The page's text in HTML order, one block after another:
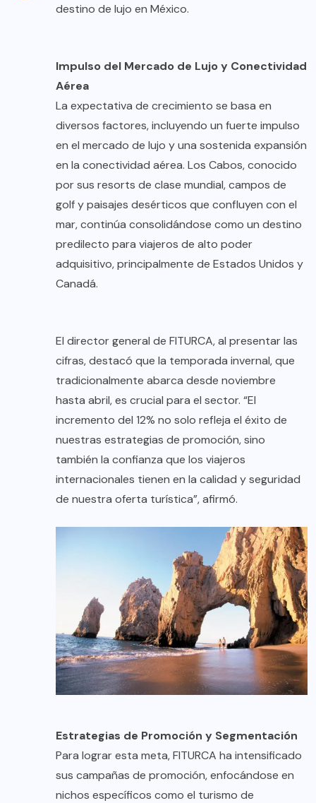
destino de lujo en México.
Impulso del Mercado de Lujo y Conectividad
Aérea
La expectativa de crecimiento se basa en
diversos factores, incluyendo un fuerte impulso
en el mercado de lujo y una sostenida expansión
en la conectividad aérea. Los Cabos, conocido
por sus resorts de clase mundial, campos de
golf y paisajes desérticos que confluyen con el
mar, continúa consolidándose como un destino
predilecto para viajeros de alto poder
adquisitivo, principalmente de Estados Unidos y
Canadá.
El director general de FITURCA, al presentar las
cifras, destacó que la temporada invernal, que
tradicionalmente abarca desde noviembre
hasta abril, es crucial para el sector. “El
incremento del 12% no solo refleja el éxito de
nuestras estrategias de promoción, sino
también la confianza que los viajeros
internacionales tienen en la calidad y seguridad
de nuestra oferta turística”, afirmó.
Estrategias de Promoción y Segmentación
Para lograr esta meta, FITURCA ha intensificado
sus campañas de promoción, enfocándose en
nichos específicos como el turismo de